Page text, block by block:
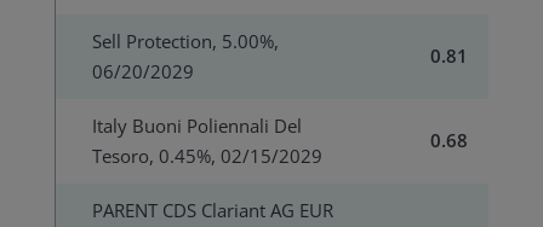
Sell Protection, 5.00%,
06/20/2029
0.81
Italy Buoni Poliennali Del
Tesoro, 0.45%, 02/15/2029
0.68
PARENT CDS Clariant AG EUR